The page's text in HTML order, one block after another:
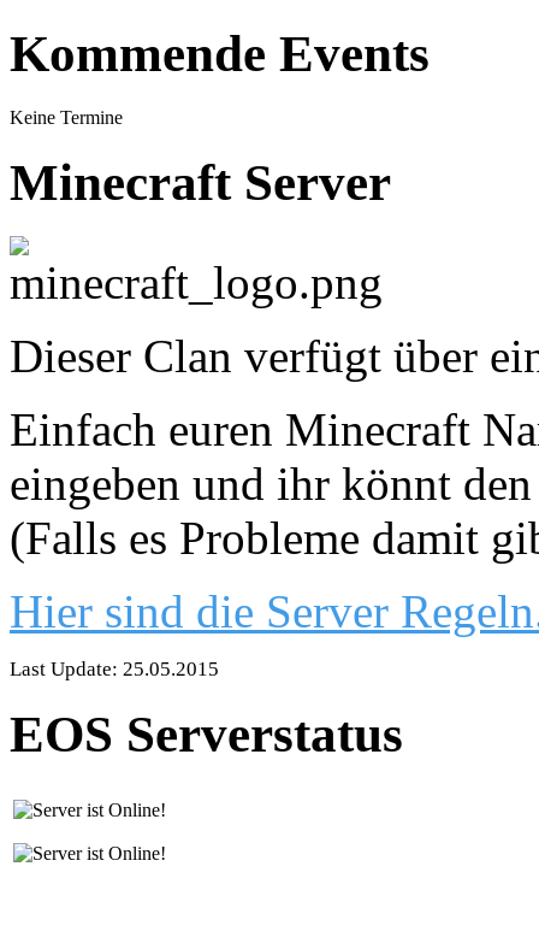
Kommende Events
Keine Termine
Minecraft Server
Dieser Clan verfügt über
Einfach euren Minecraft
eingeben und ihr könnt
(Falls es Probleme damit
Hier sind die Server
Last Update: 25.05.2015
EOS Serverstatus